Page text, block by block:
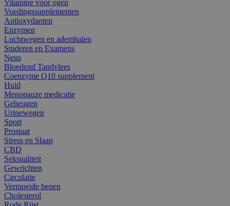
Vitamine voor ogen
Voedingssupplementen
Antioxydanten
Enzymen
Luchtwegen en ademhalen
Studeren en Examens
Neus
Bloedend Tandvlees
Coenzyme Q10 supplement
Huid
Menopauze medicatie
Geheugen
Urinewegen
Sport
Prostaat
Stress en Slaap
CBD
Seksualiteit
Gewrichten
Circulatie
Vermoeide benen
Cholesterol